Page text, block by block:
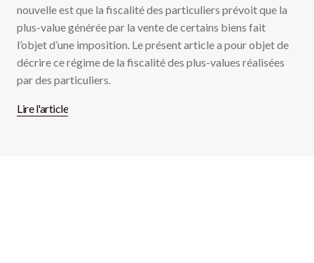
nouvelle est que la fiscalité des particuliers prévoit que la
plus-value générée par la vente de certains biens fait
l’objet d’une imposition. Le présent article a pour objet de
décrire ce régime de la fiscalité des plus-values réalisées
par des particuliers.
Lire l'article